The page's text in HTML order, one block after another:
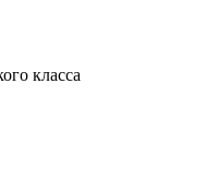
класса